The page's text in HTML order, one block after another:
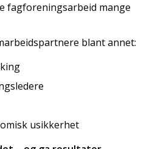
fagforeningsarbeid mange
blant annet:
usikkerhet